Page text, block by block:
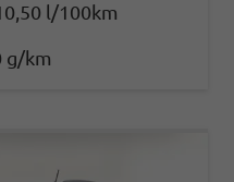
l/100km
g/km